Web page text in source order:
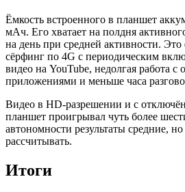
Ёмкость встроенного в планшет
мАч. Его хватает на полдня
на день при средней активности. Это
сёрфинг по 4G с периодическим
видео на YouTube, недолгая работа
приложениями и меньше часа
Видео в HD-разрешении и с
планшет проигрывал чуть более
автономности результаты средние,
рассчитывать.
Итоги